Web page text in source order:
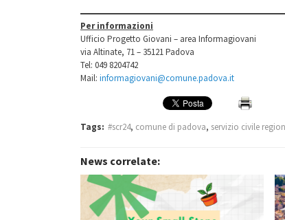
abbiano in corso rapporti di lavoro
con l’ente
Per informazioni
Ufficio Progetto Giovani – area Informagiovani
via Altinate, 71 – 35121 Padova
Tel: 049 8204742
Mail: informagiovani@comune.padova.it
Tags: #scr24, comune di padova, servizio civile
News correlate: